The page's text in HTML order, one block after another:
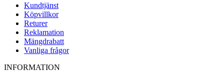
Kundtjänst
Köpvillkor
Returer
Reklamation
Mängdrabatt
Vanliga frågor
INFORMATION